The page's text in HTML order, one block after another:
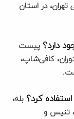
شرقی تهران، در استان
دارد؟ پیست
کافی‌شاپ،
کرد؟ بله،
تنیس و